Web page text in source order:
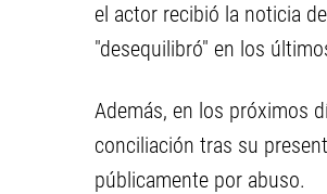
el actor recibió la noticia
"desequilibró" en los
Además, en los próximos
conciliación tras su
públicamente por abuso.